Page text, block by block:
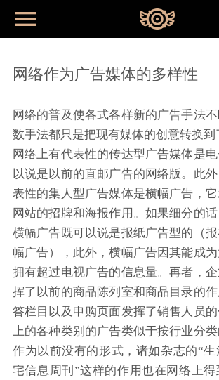
首页
关于我们
成功案例
品牌系统
专业视野
联系方式
网络作为广告媒体的多样性
网络的普及使各式各样新的广告手法
数手法都只是把现有媒体的创意转换到
网络上有代表性的传达型广告媒体是
以说是以前的直邮广告的网络版。此
表性的集人型广告媒体是横幅广告，
网站的招牌和海报作用。如果细分的话
横幅广告既可以说是报纸广告型的（
幅广告），此外，横幅广告因其能成
拥有超过电视广告的信息量。再者，
挥了以前的商品陈列室和商品目录的
答栏目以及申购页面发挥了销售人员
上的各种类别的广告类似于按行业分类
作为以前没有的形式，诸如杂志的“生
宅信息周刊”这样的作用也在网络上